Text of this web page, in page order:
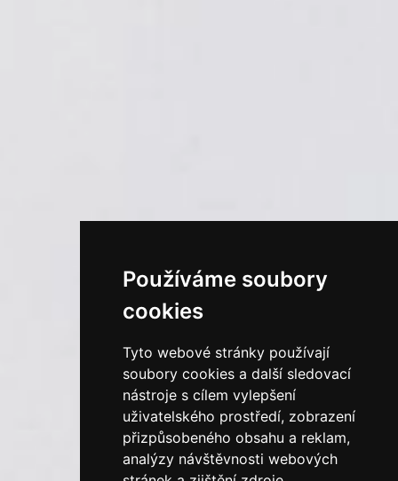
Používáme soubory
cookies
Tyto webové stránky používají
soubory cookies a další sledovací
nástroje s cílem vylepšení
uživatelského prostředí, zobrazení
přizpůsobeného obsahu a reklam,
analýzy návštěvnosti webových